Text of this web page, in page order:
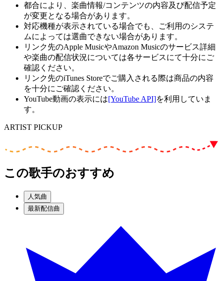
都合により、楽曲情報/コンテンツの内容及び配信予定
が変更となる場合があります。
対応機種が表示されている場合でも、ご利用のシステ
ムによっては選曲できない場合があります。
リンク先のApple MusicやAmazon Musicのサービス詳細
や楽曲の配信状況については各サービスにて十分にご
確認ください。
リンク先のiTunes Storeでご購入される際は商品の内容
を十分にご確認ください。
YouTube動画の表示には[YouTube API]を利用していま
す。
ARTIST PICKUP
この歌手のおすすめ
人気曲
最新配信曲